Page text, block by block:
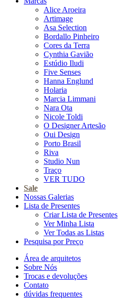
Alice Aroeira
Artimage
Asa Selection
Bordallo Pinheiro
Cores da Terra
Cynthia Gavião
Estúdio Iludi
Five Senses
Hanna Englund
Holaria
Marcia Limmani
Nara Ota
Nicole Toldi
O Designer Artesão
Oui Design
Porto Brasil
Riva
Studio Nun
Traço
VER TUDO
Sale
Nossas Galerias
Lista de Presentes
Criar Lista de Presentes
Ver Minha Lista
Ver Todas as Listas
Pesquisa por Preço
Área de arquitetos
Sobre Nós
Trocas e devoluções
Contato
dúvidas frequentes